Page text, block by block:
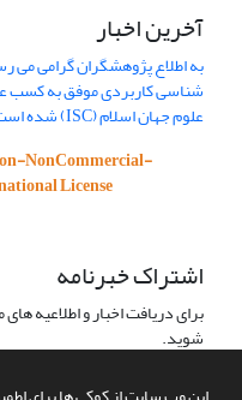
آخرین اخبار
به اطلاع پژوهشگران گرامی می
شناسی کاربردی موفق به کسب
علوم جهان اسلام (ISC) شده است.
NonCommercial-
License
اشتراک خبرنامه
برای دریافت اخبار و اطلاعیه
شوید.